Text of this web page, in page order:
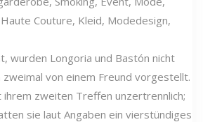
wurden Longoria und Bastón nicht
zweimal von einem Freund vorgestellt.
ihrem zweiten Treffen unzertrennlich;
sie laut Angaben ein vierstündiges